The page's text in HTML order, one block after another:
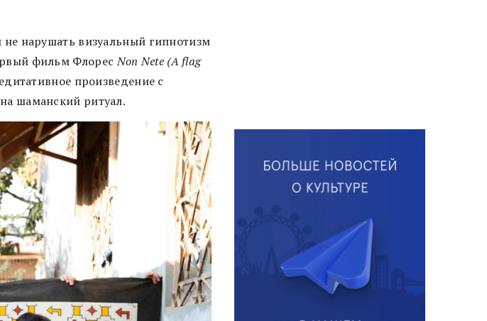
нарушать визуальный гипнотизм
фильм ФлоресNon Nete (A flag
произведение с
шаманский ритуал.